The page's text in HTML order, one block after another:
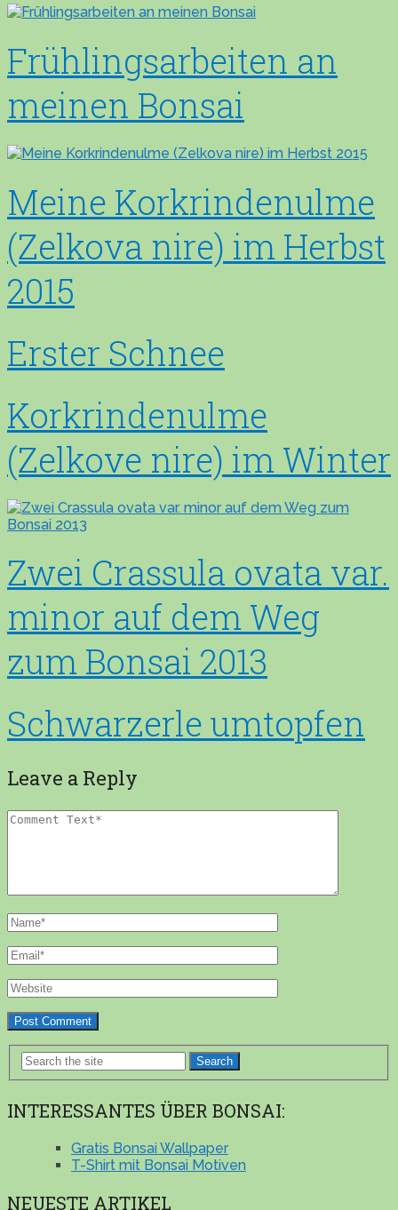
Frühlingsarbeiten an
meinen Bonsai
Meine Korkrindenulme
(Zelkova nire) im Herbst
2015
Erster Schnee
Korkrindenulme
(Zelkove nire) im Winter
Zwei Crassula ovata var.
minor auf dem Weg
zum Bonsai 2013
Schwarzerle umtopfen
Leave a Reply
Search
INTERESSANTES ÜBER BONSAI:
Gratis Bonsai Wallpaper
T-Shirt mit Bonsai Motiven
NEUESTE ARTIKEL